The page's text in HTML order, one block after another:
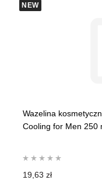
NEW
Wazelina
Cooling for Men 250
19,63 zł